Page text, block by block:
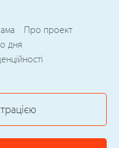
Про проект
дня